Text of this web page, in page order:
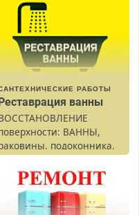
РАБОТЫ
ванны
ВАННЫ,
подоконника.
скола до полной
реставрации. 100%
результат.